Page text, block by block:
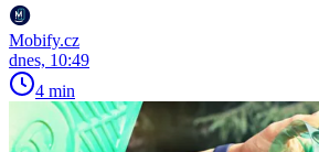
Mobify.cz
dnes, 10:49
4 min